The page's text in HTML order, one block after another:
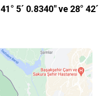
41° 5´ 0.8340″ ve 28° 42´